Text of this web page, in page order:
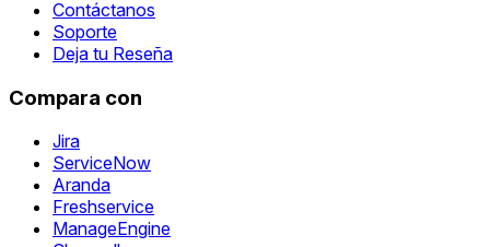
Contáctanos
Soporte
Deja tu Reseña
Compara con
Jira
ServiceNow
Aranda
Freshservice
ManageEngine